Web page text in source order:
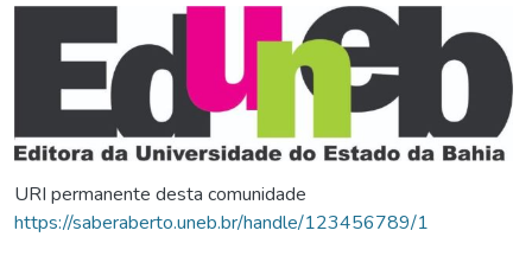
URI permanente desta comunidade
https://saberaberto.uneb.br/handle/123456789/1